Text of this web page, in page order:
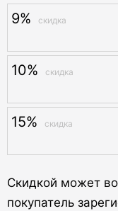
9%
10%
15%
Скидкой может
покупатель